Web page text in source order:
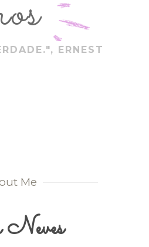
ERNEST
Me